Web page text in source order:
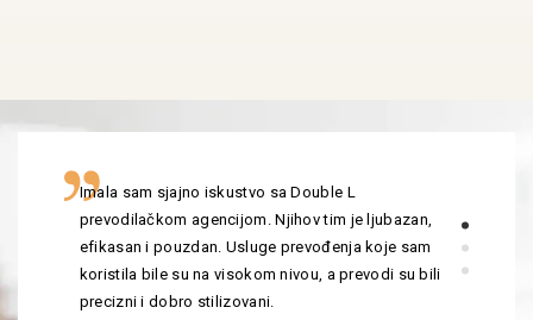
Imala sam sjajno iskustvo sa Double L
prevodilačkom agencijom. Njihov tim je ljubazan,
efikasan i pouzdan. Usluge prevođenja koje sam
koristila bile su na visokom nivou, a prevodi su bili
precizni i dobro stilizovani.